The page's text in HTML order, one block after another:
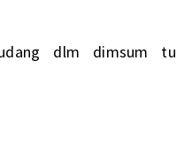
dlm dimsum tu